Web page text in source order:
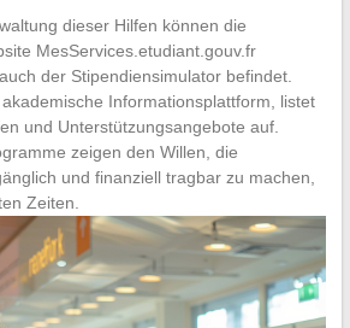
dieser Hilfen können die
MesServices.etudiant.gouv.fr
der Stipendiensimulator befindet.
Informationsplattform, listet
und Unterstützungsangebote auf.
zeigen den Willen, die
und finanziell tragbar zu machen,
Zeiten.